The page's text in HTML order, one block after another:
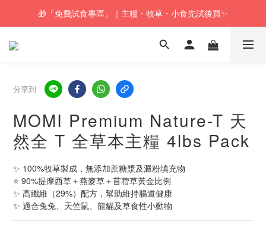
🚚訂單折實$350以上即可享本地包郵📦
🎁「免費試食專區」｜主糧・牧草・小食先試後買✨
🚚訂單折實$350以上即可享本地包郵📦
分享到
MOMI Premium Nature-T 天
然全 T 全草本主糧 4lbs Pack
✨ 100%牧草製成，無添加蔗糖漿及澱粉填充物
⭐️ 90%提摩西草＋燕麥草＋苜蓿草黃金比例
✨ 高纖維（29%）配方，幫助維持腸道健康
✨ 適合兔兔、天竺鼠、龍貓及草食性小動物